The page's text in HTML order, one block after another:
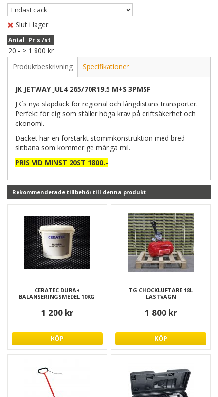
Slut i lager
Antal Pris /st
20 - > 1 800 kr
Produktbeskrivning
Specifikationer
JK JETWAY JUL4 265/70R19.5 M+S 3PMSF
JK´s nya släpdäck för regional och långdistans transporter.
Perfekt för dig som ställer höga krav på driftsäkerhet och
ekonomi.
Däcket har en förstärkt stommkonstruktion med bred
slitbana som kommer ge många mil.
PRIS VID MINST 20ST 1800.-
Rekommenderade tillbehör till denna produkt
CERATEC DURA+
BALANSERINGSMEDEL 10KG
1 200 kr
KÖP
TG CHOCKLUFTARE 18L
LASTVAGN
1 800 kr
KÖP